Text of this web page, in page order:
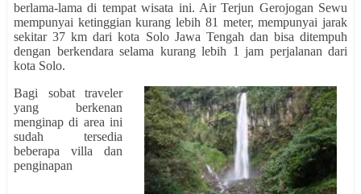
berlama-lama di tempat wisata ini. Air Terjun Gerojogan Sewu
mempunyai ketinggian kurang lebih 81 meter, mempunyai jarak
sekitar 37 km dari kota Solo Jawa Tengah dan bisa ditempuh
dengan berkendara selama kurang lebih 1 jam perjalanan dari
kota Solo.
Bagi sobat traveler
yang berkenan
menginap di area ini
sudah tersedia
beberapa villa dan
penginapan